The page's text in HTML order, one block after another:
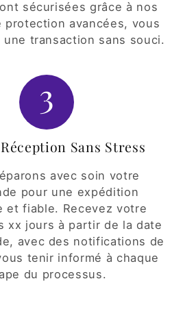
sécurisées grâce à nos
protection avancées, vous
transaction sans souci.
3
Sans Stress
avec soin votre
pour une expédition
et fiable. Recevez votre
xx jours à partir de la date
avec des notifications de
tenir informé à chaque
du processus.